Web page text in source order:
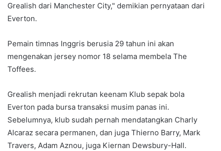
Grealish dari Manchester City," demikian pernyataan dari
Everton.
Pemain timnas Inggris berusia 29 tahun ini akan
mengenakan jersey nomor 18 selama membela The
Toffees.
Grealish menjadi rekrutan keenam Klub sepak bola
Everton pada bursa transaksi musim panas ini.
Sebelumnya, klub sudah pernah mendatangkan Charly
Alcaraz secara permanen, dan juga Thierno Barry, Mark
Travers, Adam Aznou, juga Kiernan Dewsbury-Hall.